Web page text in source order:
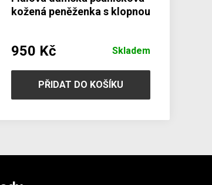
kožená peněženka s klopnou
950 Kč Skladem
PŘIDAT DO KOŠÍKU